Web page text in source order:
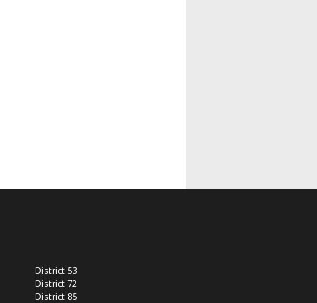
District 53
District 72
District 85